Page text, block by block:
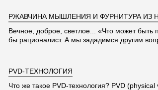
РЖАВЧИНА МЫШЛЕНИЯ И ФУРНИТУРА ИЗ
Вечное, доброе, светлое... «Что может
бы рационалист. А мы зададимся другим
PVD-ТЕХНОЛОГИЯ
Что же такое PVD-технология? PVD